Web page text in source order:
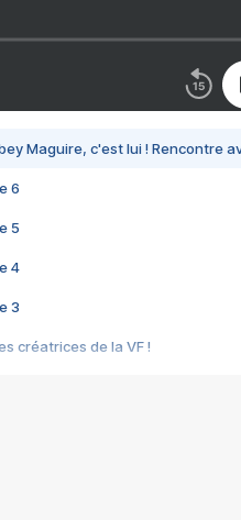
Maguire, c'est lui ! Rencontre
6
5
4
3
créatrices de la VF !